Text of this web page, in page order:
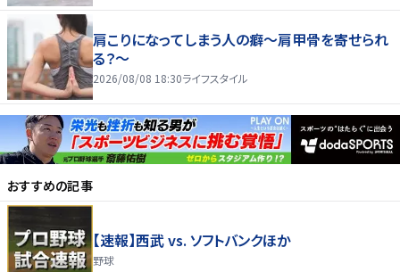
肩こりになってしまう人の癖～肩甲骨を寄せられ
る？～
2026/08/08 18:30ライフスタイル
おすすめの記事
【速報】西武 vs. ソフトバンクほか
野球